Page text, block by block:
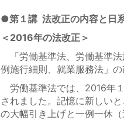
●第１講 法改正の内容と日
＜2016年の法改正＞
「労働基準法、労働基準
例施行細則、就業服務法」の
労働基準法では、2016年
されました。記憶に新しい
の大幅引き上げと一例一休